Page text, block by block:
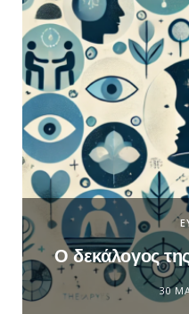
Ο δεκάλογος
30